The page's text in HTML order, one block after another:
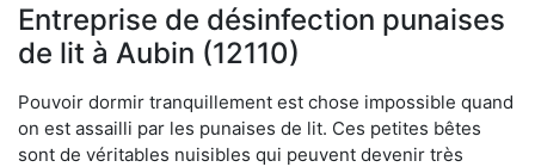
Entreprise de désinfection punaises
de lit à Aubin (12110)
Pouvoir dormir tranquillement est chose impossible quand
on est assailli par les punaises de lit. Ces petites bêtes
sont de véritables nuisibles qui peuvent devenir très